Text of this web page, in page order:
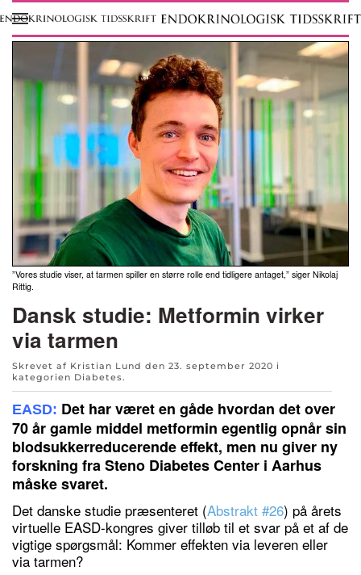
Skip to main content
”Vores studie viser, at tarmen spiller en større rolle end tidligere antaget,” siger Nikolaj
Rittig.
Dansk studie: Metformin virker
via tarmen
Skrevet af Kristian Lund den 23. september 2020 i
kategorien Diabetes.
EASD: Det har været en gåde hvordan det over
70 år gamle middel metformin egentlig opnår sin
blodsukkerreducerende effekt, men nu giver ny
forskning fra Steno Diabetes Center i Aarhus
måske svaret.
Det danske studie præsenteret (Abstrakt #26) på årets
virtuelle EASD-kongres giver tilløb til et svar på et af de
vigtige spørgsmål: Kommer effekten via leveren eller
via tarmen?